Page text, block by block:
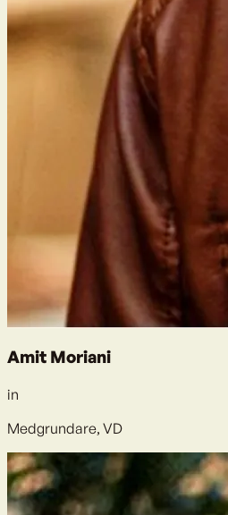
Amit Moriani
in
Medgrundare, VD